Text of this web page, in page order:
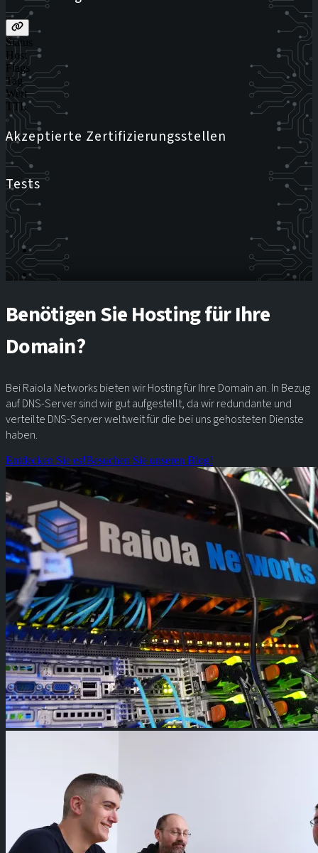
Status
Host
Flags
Tag
Wert
TTL
Akzeptierte Zertifizierungsstellen
Tests
Benötigen Sie Hosting für Ihre
Domain?
Bei Raiola Networks bieten wir Hosting für Ihre Domain an. In Bezug
auf DNS-Server sind wir gut aufgestellt, da wir redundante und
verteilte DNS-Server weltweit für die bei uns gehosteten Dienste
haben.
Entdecken Sie es!Besuchen Sie unseren Blog!